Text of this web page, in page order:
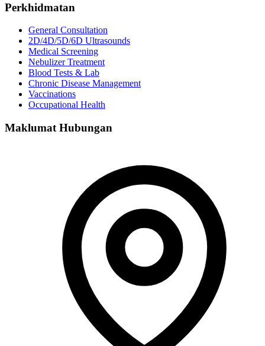
Perkhidmatan
General Consultation
2D/4D/5D/6D Ultrasounds
Medical Screening
Nebulizer Treatment
Blood Tests & Lab
Chronic Disease Management
Vaccinations
Occupational Health
Maklumat Hubungan